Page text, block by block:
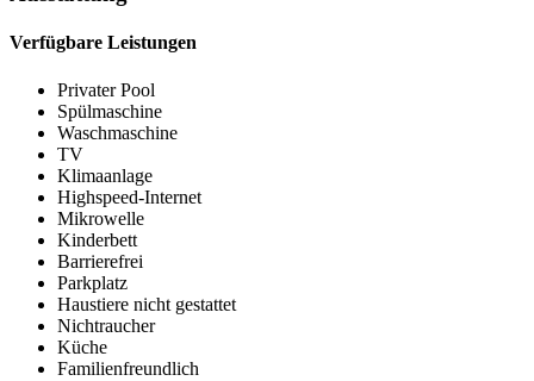
Verfügbare Leistungen
Privater Pool
Spülmaschine
Waschmaschine
TV
Klimaanlage
Highspeed-Internet
Mikrowelle
Kinderbett
Barrierefrei
Parkplatz
Haustiere nicht gestattet
Nichtraucher
Küche
Familienfreundlich